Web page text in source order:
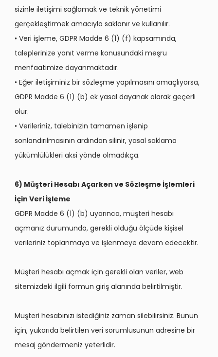
sizinle iletişimi sağlamak ve teknik yönetimi
gerçekleştirmek amacıyla saklanır ve kullanılır.
• Veri işleme, GDPR Madde 6 (1) (f) kapsamında,
taleplerinize yanıt verme konusundaki meşru
menfaatimize dayanmaktadır.
• Eğer iletişiminiz bir sözleşme yapılmasını amaçlıyorsa,
GDPR Madde 6 (1) (b) ek yasal dayanak olarak geçerli
olur.
• Verileriniz, talebinizin tamamen işlenip
sonlandırılmasının ardından silinir, yasal saklama
yükümlülükleri aksi yönde olmadıkça.
6) Müşteri Hesabı Açarken ve Sözleşme İşlemleri
İçin Veri İşleme
GDPR Madde 6 (1) (b) uyarınca, müşteri hesabı
açmanız durumunda, gerekli olduğu ölçüde kişisel
verileriniz toplanmaya ve işlenmeye devam edecektir.
Müşteri hesabı açmak için gerekli olan veriler, web
sitemizdeki ilgili formun giriş alanında belirtilmiştir.
Müşteri hesabınızı istediğiniz zaman silebilirsiniz. Bunun
için, yukarıda belirtilen veri sorumlusunun adresine bir
mesaj göndermeniz yeterlidir.